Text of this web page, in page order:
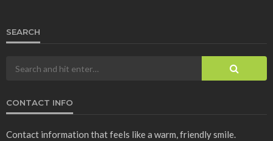
SEARCH
CONTACT INFO
Contact information that feels like a warm, friendly smile.